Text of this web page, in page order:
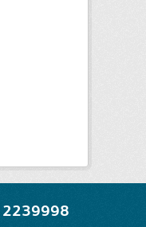
2239998